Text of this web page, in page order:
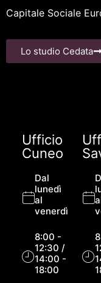
Capitale Sociale
Lo studio Cedata
Ufficio
Cuneo
Dal
lunedì
al
venerdì
8:00 -
12:30 /
14:00 -
18:00